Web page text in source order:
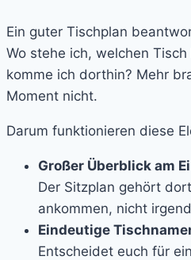
Ein guter Tischplan
Wo stehe ich, welchen
komme ich dorthin? Mehr
Moment nicht.
Darum funktionieren diese
Großer Überblick am
Der Sitzplan gehört
ankommen, nicht
Eindeutige
Entscheidet euch für